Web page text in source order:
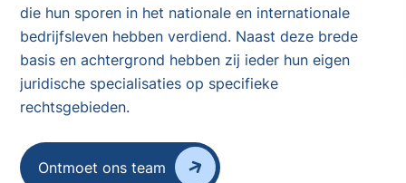
die hun sporen in het nationale en internationale
bedrijfsleven hebben verdiend. Naast deze brede
basis en achtergrond hebben zij ieder hun eigen
juridische specialisaties op specifieke
rechtsgebieden.
Ontmoet ons team